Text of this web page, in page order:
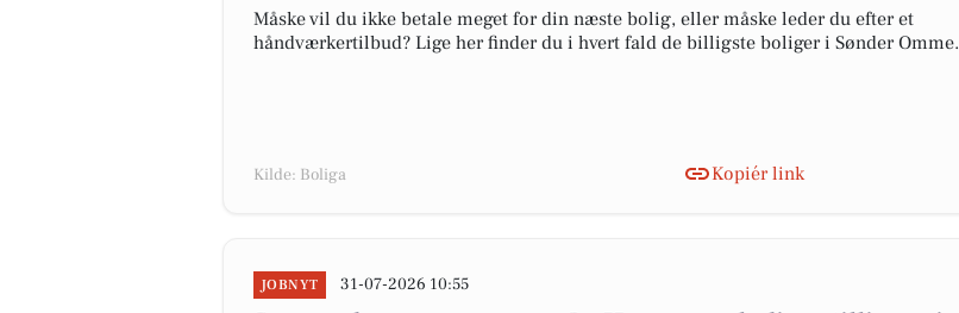
Måske vil du ikke betale meget for din næste bolig, eller måske leder du efter et
håndværkertilbud? Lige her finder du i hvert fald de billigste boliger i Sønder Omme.
Kilde: Boliga Kopiér link
JOBNYT 31-07-2026 10:55